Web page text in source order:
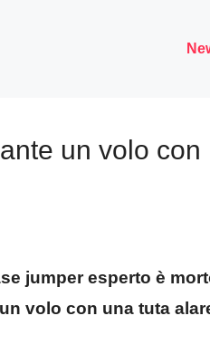
un volo
jumper esperto è
volo con una tuta